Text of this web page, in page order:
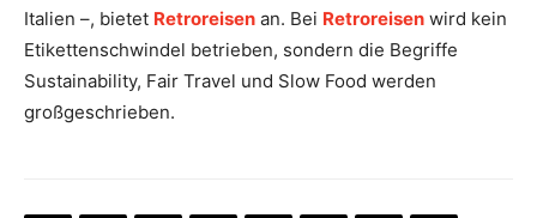
Italien –, bietet Retroreisen an. Bei Retroreisen wird kein
Etikettenschwindel betrieben, sondern die Begriffe
Sustainability, Fair Travel und Slow Food werden
großgeschrieben.